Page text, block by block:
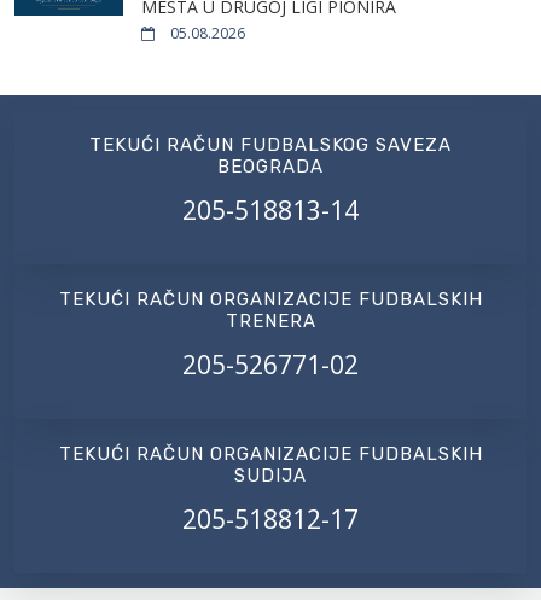
MESTA U DRUGOJ LIGI PIONIRA
05.08.2026
TEKUĆI RAČUN FUDBALSKOG SAVEZA
BEOGRADA
205-518813-14
TEKUĆI RAČUN ORGANIZACIJE FUDBALSKIH
TRENERA
205-526771-02
TEKUĆI RAČUN ORGANIZACIJE FUDBALSKIH
SUDIJA
205-518812-17